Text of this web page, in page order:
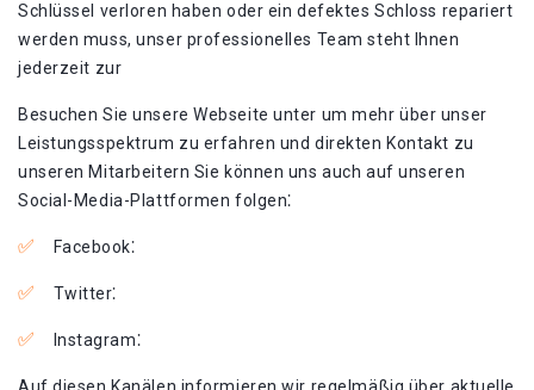
Schlüssel verloren haben oder ein defektes Schloss repariert
werden muss, unser professionelles Team steht Ihnen
jederzeit zur
Besuchen Sie unsere Webseite unter um mehr über unser
Leistungsspektrum zu erfahren und direkten Kontakt zu
unseren Mitarbeitern Sie können uns auch auf unseren
Social-Media-Plattformen folgen⁚
Facebook⁚
Twitter⁚
Instagram⁚